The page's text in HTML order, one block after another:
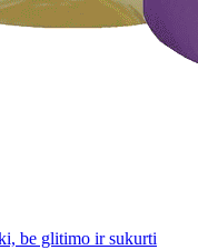
be glitimo ir sukurti